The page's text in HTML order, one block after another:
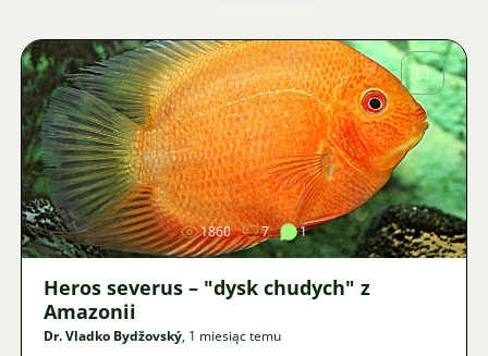
Zdjęcie
1860 7 1
Heros severus – "dysk chudych" z
Amazonii
Dr. Vladko Bydžovský, 1 miesiąc temu